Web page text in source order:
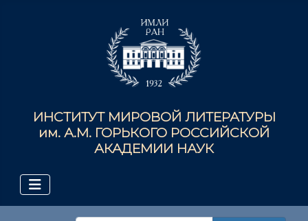
ИНСТИТУТ МИРОВОЙ ЛИТЕРАТУРЫ
им. А.М. ГОРЬКОГО РОССИЙСКОЙ
АКАДЕМИИ НАУК